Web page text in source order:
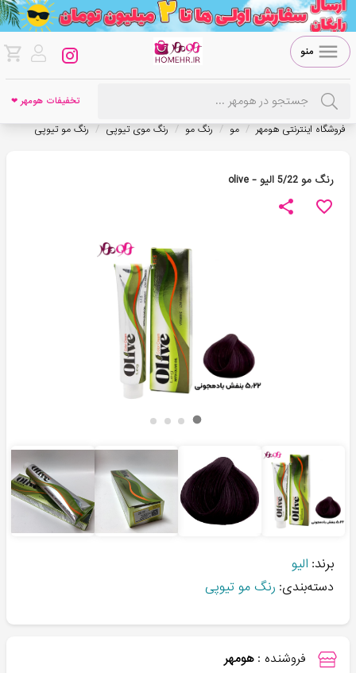
منو
تخفیفات هومهر ❤
فروشگاه اینترنتی هومهر / مو / رنگ مو / رنگ موی تیوپی / رنگ مو تیوپی
رنگ مو 5/22 الیو - olive
برند: الیو
دسته‌بندی: رنگ مو تیوپی
فروشنده : هومهر